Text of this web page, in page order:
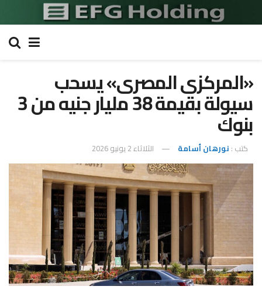
«المركزى المصرى» يسحب
سيولة بقيمة 38 مليار جنيه من 3
بنوك
كتب : نورهان أسامة الثلاثاء 2 يونيو 2026